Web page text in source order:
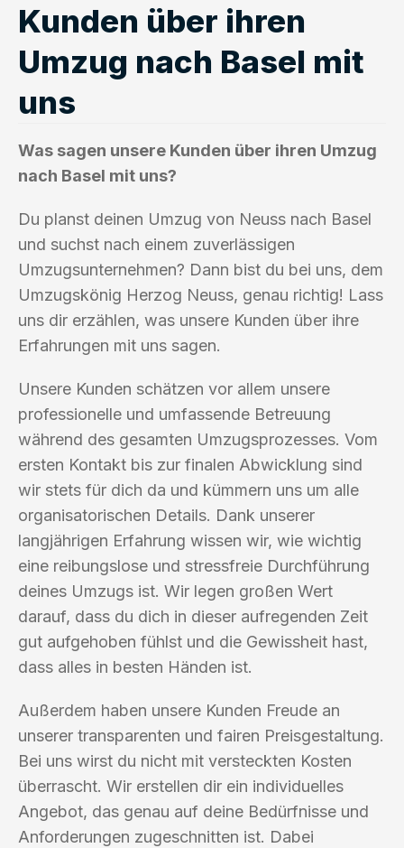
Kunden über ihren
Umzug nach Basel mit
uns
Was sagen unsere Kunden über ihren Umzug
nach Basel mit uns?
Du planst deinen Umzug von Neuss nach Basel
und suchst nach einem zuverlässigen
Umzugsunternehmen? Dann bist du bei uns, dem
Umzugskönig Herzog Neuss, genau richtig! Lass
uns dir erzählen, was unsere Kunden über ihre
Erfahrungen mit uns sagen.
Unsere Kunden schätzen vor allem unsere
professionelle und umfassende Betreuung
während des gesamten Umzugsprozesses. Vom
ersten Kontakt bis zur finalen Abwicklung sind
wir stets für dich da und kümmern uns um alle
organisatorischen Details. Dank unserer
langjährigen Erfahrung wissen wir, wie wichtig
eine reibungslose und stressfreie Durchführung
deines Umzugs ist. Wir legen großen Wert
darauf, dass du dich in dieser aufregenden Zeit
gut aufgehoben fühlst und die Gewissheit hast,
dass alles in besten Händen ist.
Außerdem haben unsere Kunden Freude an
unserer transparenten und fairen Preisgestaltung.
Bei uns wirst du nicht mit versteckten Kosten
überrascht. Wir erstellen dir ein individuelles
Angebot, das genau auf deine Bedürfnisse und
Anforderungen zugeschnitten ist. Dabei